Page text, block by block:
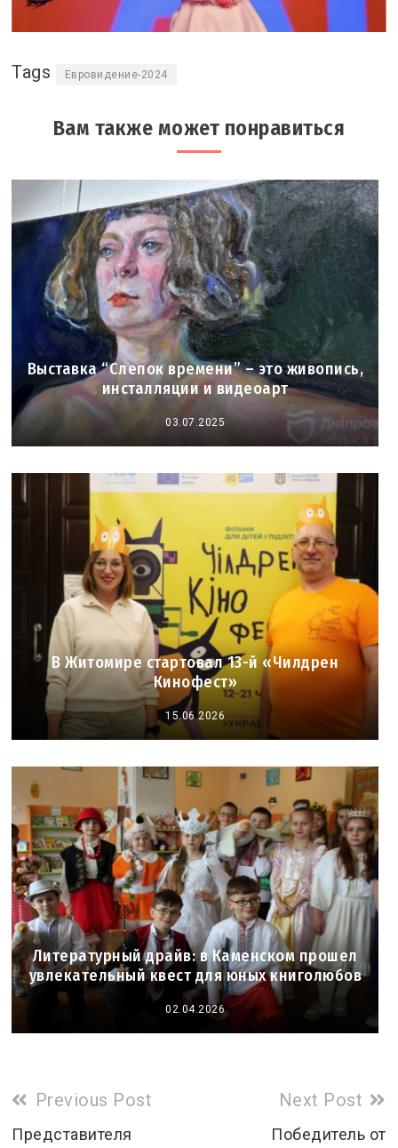
Tags Евровидение-2024
Вам также может понравиться
Выставка “Слепок времени” – это живопись,
инсталляции и видеоарт
03.07.2025
В Житомире стартовал 13-й «Чилдрен
Кинофест»
15.06.2026
Литературный драйв: в Каменском прошел
увлекательный квест для юных книголюбов
02.04.2026
Read
more
Previous Post
Представителя
Next Post
Победитель от